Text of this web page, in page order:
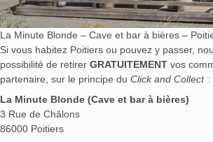
La Minute Blonde – Cave et bar à bières –
Si vous habitez Poitiers ou pouvez y passer,
possibilité de retirer GRATUITEMENT vos
partenaire, sur le principe du Click and Collect:
La Minute Blonde (Cave et bar à bières)
3 Rue de Châlons
86000 Poitiers